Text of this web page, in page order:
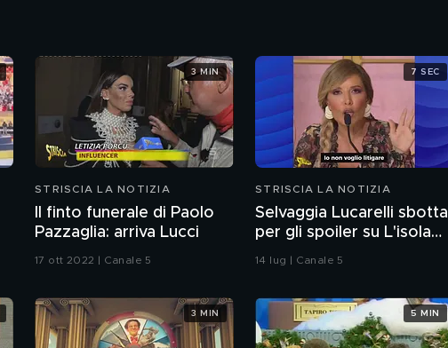
STRISCIA LA NOTIZIA
Il finto funerale di Paolo
Pazzaglia: arriva Lucci
17 ott 2022 | Canale 5
3 MIN
STRISCIA LA NOTIZIA
Selvaggia Lucarelli sbotta
per gli spoiler su L'isola
dei famosi e arriva la
14 lug | Canale 5
7 SEC
3 MIN 5 MIN